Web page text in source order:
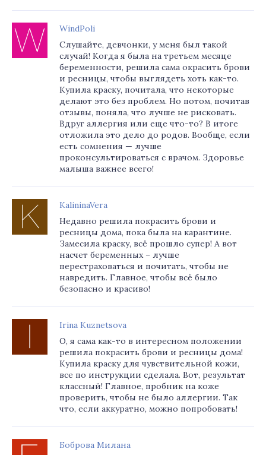
WindPoli
Слушайте, девчонки, у меня был такой
случай! Когда я была на третьем месяце
беременности, решила сама окрасить брови
и ресницы, чтобы выглядеть хоть как-то.
Купила краску, почитала, что некоторые
делают это без проблем. Но потом, почитав
отзывы, поняла, что лучше не рисковать.
Вдруг аллергия или еще что-то? В итоге
отложила это дело до родов. Вообще, если
есть сомнения — лучше
проконсультироваться с врачом. Здоровье
малыша важнее всего!
KalininaVera
Недавно решила покрасить брови и
ресницы дома, пока была на карантине.
Замесила краску, всё прошло супер! А вот
насчет беременных – лучше
перестраховаться и почитать, чтобы не
навредить. Главное, чтобы всё было
безопасно и красиво!
Irina Kuznetsova
О, я сама как-то в интересном положении
решила покрасить брови и ресницы дома!
Купила краску для чувствительной кожи,
все по инструкции сделала. Вот, результат
классный! Главное, пробник на коже
проверить, чтобы не было аллергии. Так
что, если аккуратно, можно попробовать!
Боброва Милана